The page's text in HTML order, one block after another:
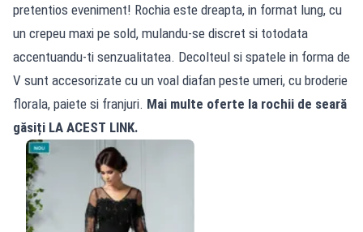
pretentios eveniment! Rochia este dreapta, in format lung, cu
un crepeu maxi pe sold, mulandu-se discret si totodata
accentuandu-ti senzualitatea. Decolteul si spatele in forma de
V sunt accesorizate cu un voal diafan peste umeri, cu broderie
florala, paiete si franjuri. Mai multe oferte la rochii de seară
găsiți LA ACEST LINK.